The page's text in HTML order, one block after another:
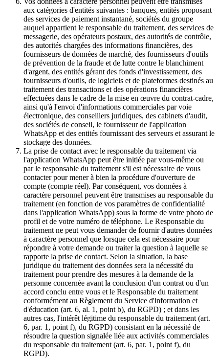
aux catégories d'entités suivantes : banques, entités proposant
des services de paiement instantané, sociétés du groupe
auquel appartient le responsable du traitement, des services de
messagerie, des opérateurs postaux, des autorités de contrôle,
des autorités chargées des informations financières, des
fournisseurs de données de marché, des fournisseurs d'outils
de prévention de la fraude et de lutte contre le blanchiment
d'argent, des entités gérant des fonds d'investissement, des
fournisseurs d'outils, de logiciels et de plateformes destinés au
traitement des transactions et des opérations financières
effectuées dans le cadre de la mise en œuvre du contrat-cadre,
ainsi qu'à l'envoi d'informations commerciales par voie
électronique, des conseillers juridiques, des cabinets d'audit,
des sociétés de conseil, le fournisseur de l'application
WhatsApp et des entités fournissant des serveurs et assurant le
stockage des données.
La prise de contact avec le responsable du traitement via
l'application WhatsApp peut être initiée par vous-même ou
par le responsable du traitement s'il est nécessaire de vous
contacter pour mener à bien la procédure d'ouverture de
compte (compte réel). Par conséquent, vos données à
caractère personnel peuvent être transmises au responsable du
traitement (en fonction de vos paramètres de confidentialité
dans l'application WhatsApp) sous la forme de votre photo de
profil et de votre numéro de téléphone. Le Responsable du
traitement ne peut vous demander de fournir d'autres données
à caractère personnel que lorsque cela est nécessaire pour
répondre à votre demande ou traiter la question à laquelle se
rapporte la prise de contact. Selon la situation, la base
juridique du traitement des données sera la nécessité du
traitement pour prendre des mesures à la demande de la
personne concernée avant la conclusion d'un contrat ou d'un
accord conclu entre vous et le Responsable du traitement
conformément au Règlement du Service d'information et
d'éducation (art. 6, al. 1, point b), du RGPD) ; et dans les
autres cas, l'intérêt légitime du responsable du traitement (art.
6, par. 1, point f), du RGPD) consistant en la nécessité de
résoudre la question signalée liée aux activités commerciales
du responsable du traitement (art. 6, par. 1, point f), du
RGPD).